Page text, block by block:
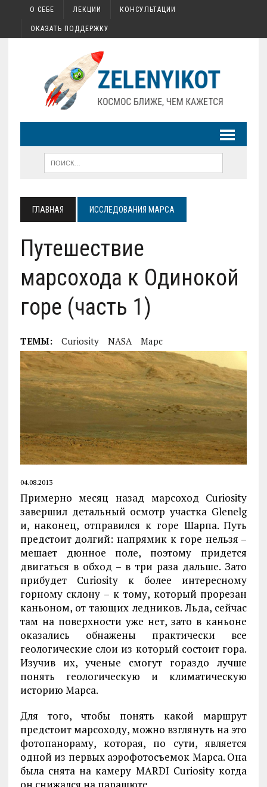
О СЕБЕ ЛЕКЦИИ КОНСУЛЬТАЦИИ
ОКАЗАТЬ ПОДДЕРЖКУ
ГЛАВНАЯ ИССЛЕДОВАНИЯ МАРСА
Путешествие
марсохода к Одинокой
горе (часть 1)
ТЕМЫ: Curiosity NASA Марс
04.08.2013
Примерно месяц назад марсоход Curiosity
завершил детальный осмотр участка Glenelg
и, наконец, отправился к горе Шарпа. Путь
предстоит долгий: напрямик к горе нельзя –
мешает дюнное поле, поэтому придется
двигаться в обход – в три раза дальше. Зато
прибудет Curiosity к более интересному
горному склону – к тому, который прорезан
каньоном, от тающих ледников. Льда, сейчас
там на поверхности уже нет, зато в каньоне
оказались обнажены практически все
геологические слои из который состоит гора.
Изучив их, ученые смогут гораздо лучше
понять геологическую и климатическую
историю Марса.
Для того, чтобы понять какой маршрут
предстоит марсоходу, можно взглянуть на это
фотопанораму, которая, по сути, является
одной из первых аэрофотосъемок Марса. Она
была снята на камеру MARDI Curiosity когда